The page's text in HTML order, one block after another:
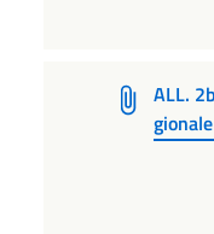
ALL.
gionale